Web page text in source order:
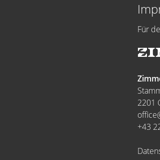
Für
2201
+43